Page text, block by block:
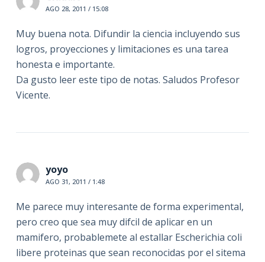
AGO 28, 2011 / 15:08
Muy buena nota. Difundir la ciencia incluyendo sus
logros, proyecciones y limitaciones es una tarea
honesta e importante.
Da gusto leer este tipo de notas. Saludos Profesor
Vicente.
yoyo
AGO 31, 2011 / 1:48
Me parece muy interesante de forma experimental,
pero creo que sea muy difcil de aplicar en un
mamifero, probablemete al estallar Escherichia coli
libere proteinas que sean reconocidas por el sitema